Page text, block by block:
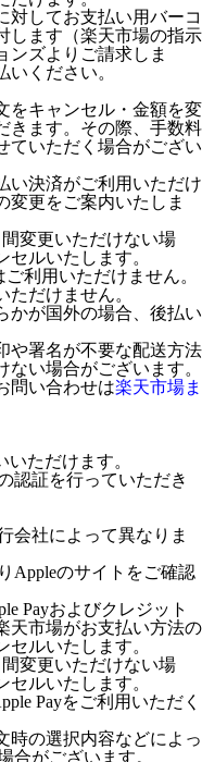
対してお支払い用バーコ
します（楽天市場の指示
ンズよりご請求しま
ください。
をキャンセル・金額を変
きます。その際、手数料
ていただく場合がござい
い決済がご利用いただけ
変更をご案内いたしま
変更いただけない場
ルいたします。
利用いただけません。
だけません。
かが国外の場合、後払い
や署名が不要な配送方法
い場合がございます。
問い合わせは楽天市場ま
いただけます。
認証を行っていただき
会社によって異なりま
Appleのサイトをご確認
Payおよびクレジット
天市場がお支払い方法の
ルいたします。
変更いただけない場
ルいたします。
Payをご利用いただく
時の選択内容などによっ
合がございます。